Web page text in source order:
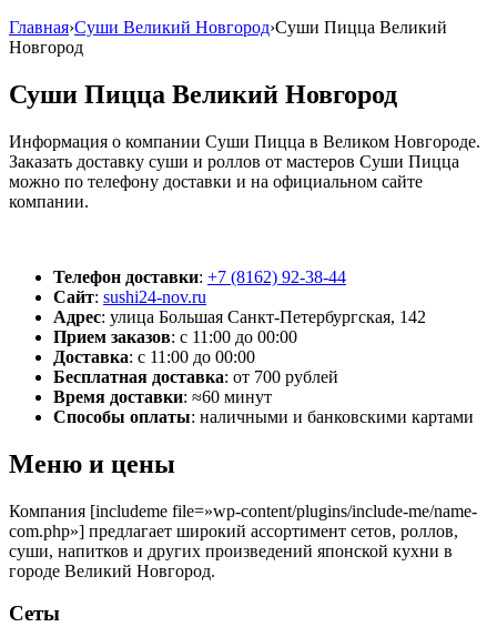
Главная›Суши Великий Новгород›Суши Пицца Великий
Новгород
Суши Пицца Великий Новгород
Информация о компании Суши Пицца в Великом Новгороде.
Заказать доставку суши и роллов от мастеров Суши Пицца
можно по телефону доставки и на официальном сайте
компании.
Телефон доставки: +7 (8162) 92-38-44
Сайт: sushi24-nov.ru
Адрес: улица Большая Санкт-Петербургская, 142
Прием заказов: с 11:00 до 00:00
Доставка: с 11:00 до 00:00
Бесплатная доставка: от 700 рублей
Время доставки: ≈60 минут
Способы оплаты: наличными и банковскими картами
Меню и цены
Компания [includeme file=»wp-content/plugins/include-me/name-
com.php»] предлагает широкий ассортимент сетов, роллов,
суши, напитков и других произведений японской кухни в
городе Великий Новгород.
Сеты